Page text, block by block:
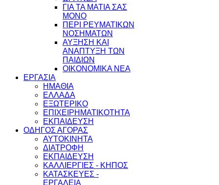
ΓΙΑ ΤΑ ΜΑΤΙΑ ΣΑΣ
ΜΟΝΟ
ΠΕΡΙ ΡΕΥΜΑΤΙΚΩΝ
ΝΟΣΗΜΑΤΩΝ
ΑΥΞΗΣΗ ΚΑΙ
ΑΝΑΠΤΥΞΗ ΤΩΝ
ΠΑΙΔΙΩΝ
ΟΙΚΟΝΟΜΙΚΑ ΝΕΑ
ΕΡΓΑΣΙΑ
ΗΜΑΘΙΑ
ΕΛΛΑΔΑ
ΕΞΩΤΕΡΙΚΟ
ΕΠΙΧΕΙΡΗΜΑΤΙΚΟΤΗΤΑ
ΕΚΠΑΙΔΕΥΣΗ
ΟΔΗΓΟΣ ΑΓΟΡΑΣ
ΑΥΤΟΚΙΝΗΤΑ
ΔΙΑΤΡΟΦΗ
ΕΚΠΑΙΔΕΥΣΗ
ΚΑΛΛΙΕΡΓΙΕΣ - ΚΗΠΟΣ
ΚΑΤΑΣΚΕΥΕΣ -
ΕΡΓΑΛΕΙΑ